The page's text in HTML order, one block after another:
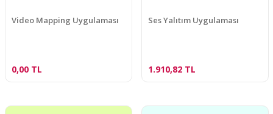
Video Mapping Uygulaması
0,00 TL
Ses Yalıtım Uygulaması
1.910,82 TL